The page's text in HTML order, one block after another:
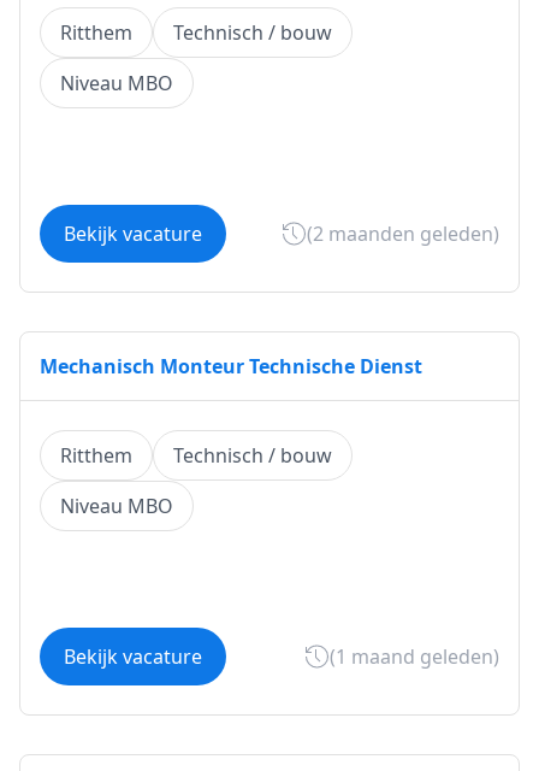
Ritthem
Technisch / bouw
Niveau MBO
Bekijk vacature (2 maanden geleden)
Mechanisch Monteur Technische Dienst
Ritthem
Technisch / bouw
Niveau MBO
Bekijk vacature (1 maand geleden)